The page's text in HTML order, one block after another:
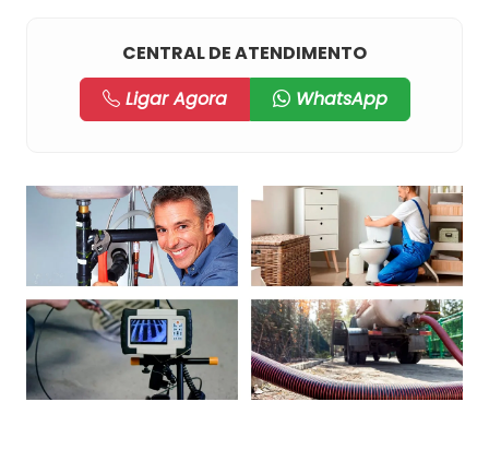
CENTRAL DE ATENDIMENTO
Ligar Agora
WhatsApp